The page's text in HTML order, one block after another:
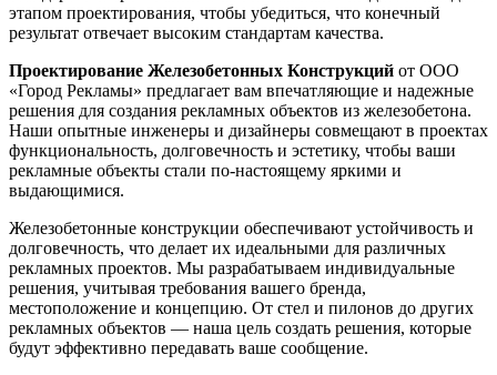
этапом проектирования, чтобы убедиться, что конечный
результат отвечает высоким стандартам качества.
Проектирование Железобетонных Конструкций от ООО
«Город Рекламы» предлагает вам впечатляющие и надежные
решения для создания рекламных объектов из железобетона.
Наши опытные инженеры и дизайнеры совмещают в проектах
функциональность, долговечность и эстетику, чтобы ваши
рекламные объекты стали по-настоящему яркими и
выдающимися.
Железобетонные конструкции обеспечивают устойчивость и
долговечность, что делает их идеальными для различных
рекламных проектов. Мы разрабатываем индивидуальные
решения, учитывая требования вашего бренда,
местоположение и концепцию. От стел и пилонов до других
рекламных объектов — наша цель создать решения, которые
будут эффективно передавать ваше сообщение.